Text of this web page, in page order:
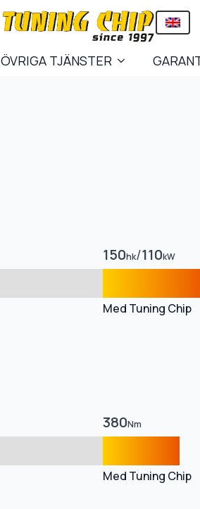
ÖVRIGA TJÄNSTER
150hk/110kW
Med Tuning Chip
380Nm
Med Tuning Chip